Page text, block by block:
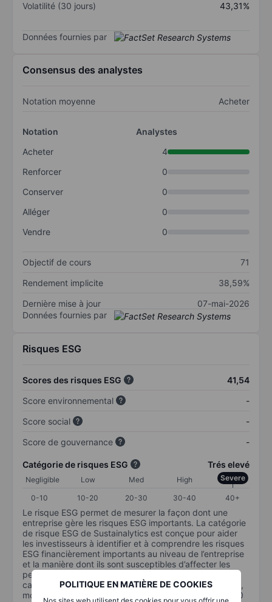
POLITIQUE EN MATIÈRE DE COOKIES
Nos sites web utilisent des cookies pour vous offrir une
Volatilité (30 jours)
43,31%
Données fournies par
Consensus des analystes
Notation moyenne Acheter
Notation
Analystes
Acheter
4
Renforcer
0
Conserver
0
Alléger
0
Vendre
0
Objectif de cours
71
Rendement implicite
38,59%
Dernière mise à jour
07-mai-2026
Données fournies par
Risques ESG
Scores des risques ESG
41,54
Score environnemental
-
Score social
-
Score de gouvernance
-
Catégorie de risques ESG Trés elevé
Negligible Low Med High Severe
0-10 10-20 20-30 30-40 40+
Le risque ESG permet de mesurer la façon dont une
entreprise gère les risques ESG importants. La catégorie
de risque ESG de Sustainalytics est conçue pour aider
les investisseurs à identifier et à comprendre les risques
ESG financièrement importants au niveau de l’entreprise
et la manière dont ils sont susceptibles d’affecter les
performances à long terme des investissements en
capital. L’échelle va de 0 à 100. Plus le risque est faible,
moins il est important (0 équivaut à aucun risque et 100